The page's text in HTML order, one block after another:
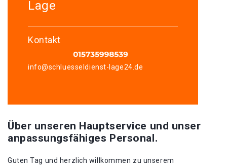
Lage
Kontakt
info@schluesseldienst-lage24.de
Über unseren Hauptservice und unser
anpassungsfähiges Personal.
Guten Tag und herzlich willkommen zu unserem